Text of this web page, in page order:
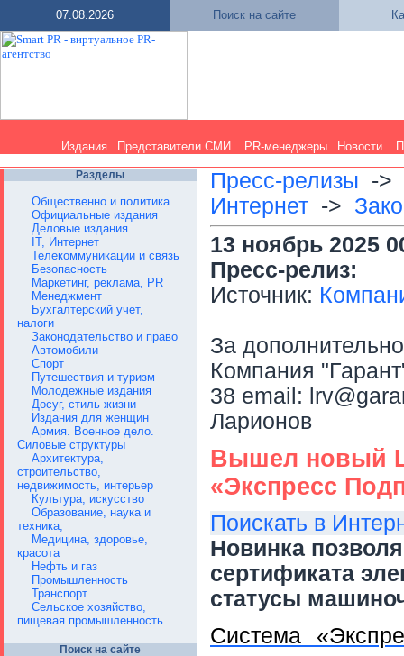
07.08.2026 Поиск на сайте
Издания Представители СМИ PR-менеджеры Новости
Разделы
Общественно и политика
Официальные издания
Деловые издания
IT, Интернет
Телекоммуникации и связь
Безопасность
Маркетинг, реклама, PR
Менеджмент
Бухгалтерский учет,
налоги
Законодательство и право
Автомобили
Спорт
Путешествия и туризм
Молодежные издания
Досуг, стиль жизни
Издания для женщин
Армия. Военное дело.
Силовые структуры
Архитектура,
строительство,
недвижимость, интерьер
Культура, искусство
Образование, наука и
техника,
Медицина, здоровье,
красота
Нефть и газ
Промышленность
Транспорт
Сельское хозяйство,
пищевая промышленность
Поиск на сайте
Пресс-релизы ->
Интернет ->
13 ноябрь 2025
Пресс-релиз:
Источник:
За
Компания
38 email:
Ларионов
Вышел новый
«Экспресс
Поискать в
Новинка
сертификата
статусы
Система